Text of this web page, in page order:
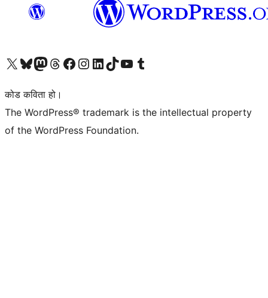
हाम्रो X (पहिले ट्विटर) खातामा जानुहोस्
हाम्रो Bluesky खाता भ्रमण गर्नुहोस्
हाम्रो म्यास्टोडन खाता भ्रमण गर्नुहोस्
हाम्रो थ्रेड्स खातामा जानुहोस्
हाम्रो फेसबुक पेजमा जानुहोस्
हाम्रो इन्स्टाग्राम खातामा जानुहोस्
हाम्रो लिङ्क्डइन खातामा जानुहोस्
हाम्रो TikTok खाता भ्रमण गर्नुहोस्
हाम्रो युट्युब च्यानलमा जानुहोस्
हाम्रो टम्बलर खाता भ्रमण गर्नुहोस्
कोड कविता हो।
The WordPress® trademark is the intellectual property
of the WordPress Foundation.